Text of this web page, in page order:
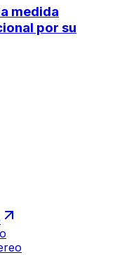
medida
por su